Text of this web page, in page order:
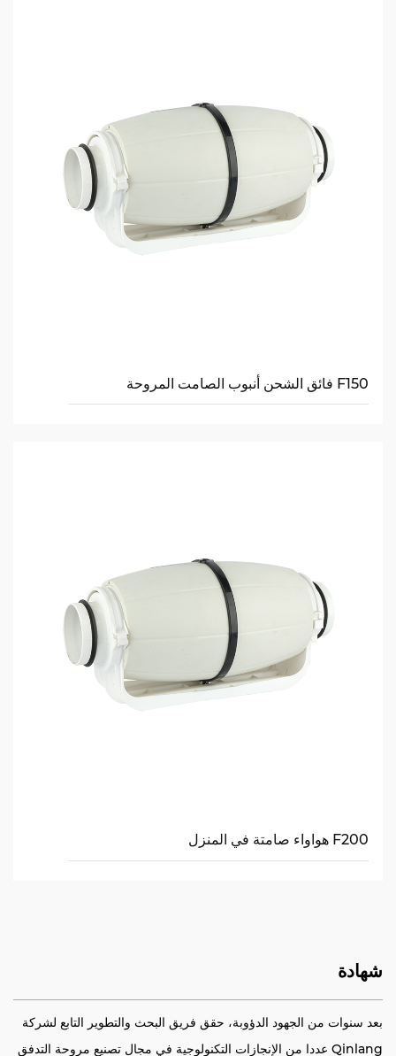
F150 فائق الشحن أنبوب الصامت المروحة
F200 هواواء صامتة في المنزل
شهادة
بعد سنوات من الجهود الدؤوبة، حقق فريق البحث والتطوير التابع لشركة
Qinlang عددا من الإنجازات التكنولوجية في مجال تصنيع مروحة التدفق